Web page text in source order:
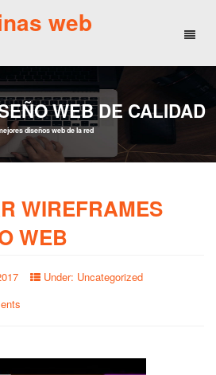
web
WEB DE CALIDAD
diseños web de la red
WIREFRAMES
WEB
Under: Uncategorized